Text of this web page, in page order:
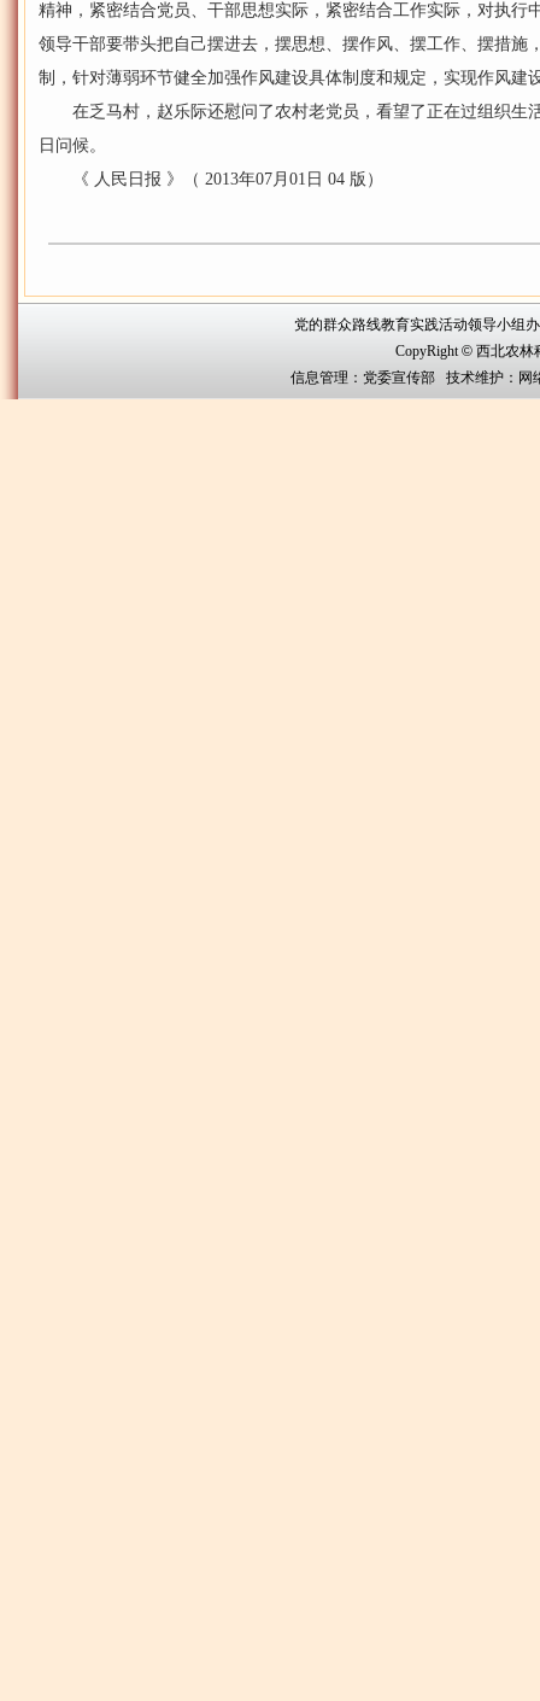
精神，紧密结合党员、干部思想实际，紧密结合工作实际，对执行
领导干部要带头把自己摆进去，摆思想、摆作风、摆工作、摆措施
制，针对薄弱环节健全加强作风建设具体制度和规定，实现作风建
在乏马村，赵乐际还慰问了农村老党员，看望了正在过组织生
日问候。
《 人民日报 》（ 2013年07月01日 04 版）
党的群众路线教育实践活动领导小组
CopyRight© 西北农林
信息管理：党委宣传部 技术维护：网